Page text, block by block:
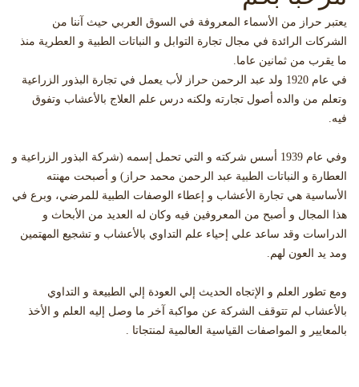
يعتبر حراز من الأسماء المعروفة في السوق العربي حيث آننا من
الشركات الرائدة في مجال تجارة التوابل و النباتات الطبية و العطرية منذ
ما يقرب من ثمانين عاما.
في عام 1920 ولد عبد الرحمن حراز لأب يعمل في تجارة البذور الزراعية
وتعلم من والده أصول تجارته ولكنه درس علم العلاج بالأعشاب وتفوق
فيه.
وفي عام 1939 أسس شركته و التي تحمل إسمه (شركة البذور الزراعية و
العطارة و النباتات الطبية عبد الرحمن محمد حراز) و أصبحت مهنته
الأساسية هي تجارة الأعشاب و إعطاء الوصفات الطبية للمرضي، وبرع في
هذا المجال و أصبح من المعروفين فيه وكان له العديد من الأبحاث و
الدراسات وقد ساعد علي إحياء علم التداوي بالأعشاب و تشجيع المهتمين
ومد يد العون لهم.
ومع تطور العلم و الإتجاه الحديث إلي العودة إلي الطبيعة و التداوي
بالأعشاب لم تتوقف الشركة عن مواكبة آخر ما وصل إليه العلم و الأخذ
بالمعايير و المواصفات القياسية العالمية لمنتجاتا .